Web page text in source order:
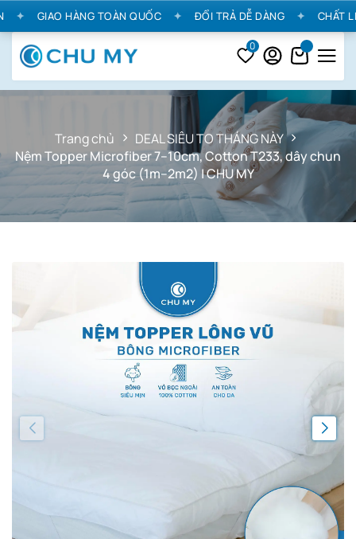
✦ GIAO HÀNG TOÀN QUỐC ✦ ĐỔI TRẢ DỄ DÀNG ✦ CHẤT
0
Trang chủ
DEAL SIÊU TO THÁNG NÀY
Nệm Topper Microfiber 7–10cm, Cotton T233, dây chun
4 góc (1m–2m2) | CHU MY